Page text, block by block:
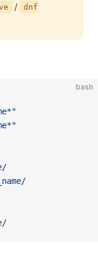
/
dnf
bash